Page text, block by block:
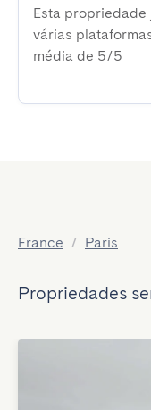
Esta propriedade
várias
média de 5/5
France / Paris
Propriedades